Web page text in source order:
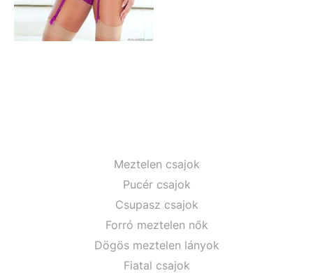
Meztelen csajok
Pucér csajok
Csupasz csajok
Forró meztelen nők
Dögös meztelen lányok
Fiatal csajok